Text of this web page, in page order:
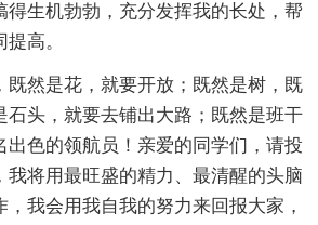
得生机勃勃，充分发挥我的长处，帮
高。
既然是花，就要开放；既然是树，既
石头，就要去铺出大路；既然是班干
出色的领航员！亲爱的同学们，请投
我将用最旺盛的精力、最清醒的头脑
我会用我自我的努力来回报大家，